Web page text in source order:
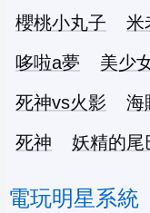
櫻桃小丸子
米
哆啦a夢
美少
死神vs火影
海
死神
妖精的尾
電玩明星系統